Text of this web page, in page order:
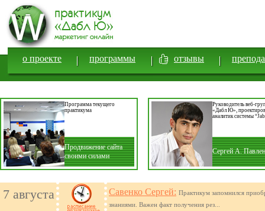
о проекте программы отзывы
Программа текущего
практикума
Продвижение сайта
своими силами
Руководитель веб-
«Дабл Ю»,
аналитик системы
Сергей А.
7 августа Савенко Сергей: Практикум запомнился
знаниями. Важен факт получения рез...